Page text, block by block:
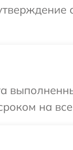
на